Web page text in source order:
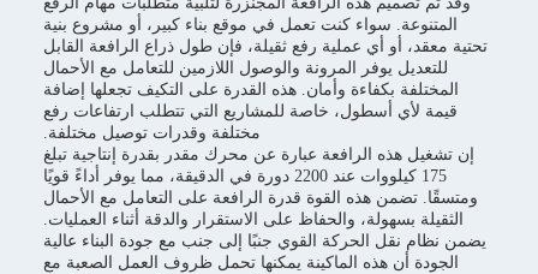
المتنوعة. سواء كنت تعمل في موقع بناء كبير، أو مشروع بنية
تحتية معقد، أو أي عملية رفع ثقيلة، فإن طول ذراع الرافعة القابل
للتعديل يوفر المرونة والوصول اللازمين للتعامل مع الأحمال
المختلفة بكفاءة وأمان. هذه القدرة على التكيف تجعلها إضافة
قيمة لأي أسطول، خاصة للمشاريع التي تتطلب ارتفاعات رفع
مختلفة وقدرات توصيل مختلفة.
إن تشغيل هذه الرافعة عبارة عن محرك مقدر بقدرة إنتاجية تبلغ
175 كيلووات عند 2200 دورة في الدقيقة، مما يوفر أداءً قويًا
ومتسقًا. تضمن هذه القوة قدرة الرافعة على التعامل مع الأحمال
الثقيلة بسهولة، والحفاظ على الاستقرار والدقة أثناء العمليات.
يضمن نظام نقل الحركة القوي جنبًا إلى جنب مع جودة البناء عالية
الجودة أن هذه الماكينة يمكنها تحمل ظروف العمل الصعبة مع